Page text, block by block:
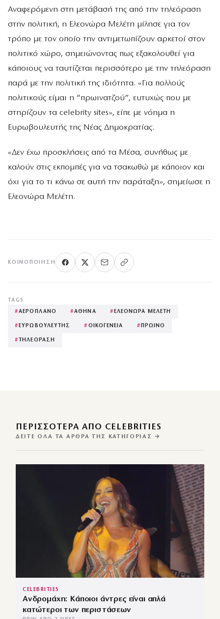
Αναφερόμενη στη μετάβασή της από την τηλεόραση
στην πολιτική, η Ελεονώρα Μελέτη μίλησε για τον
τρόπο με τον οποίο την αντιμετωπίζουν αρκετοί στον
πολιτικό χώρο, σημειώνοντας πως εξακολουθεί για
κάποιους να ταυτίζεται περισσότερο με την τηλεόραση
παρά με την πολιτική της ιδιότητα. «Για πολλούς
πολιτικούς είμαι η “πρωινατζού”, ευτυχώς που με
στηρίζουν τα celebrity sites», είπε με νόημα η
Ευρωβουλευτής της Νέας Δημοκρατίας.
«Δεν έχω προσκλήσεις από τα Μέσα, συνήθως με
καλούν στις εκπομπές για να τσακωθώ με κάποιον και
όχι για το τι κάνω σε αυτή την παράταξη», σημείωσε η
Ελεονώρα Μελέτη.
ΚΟΙΝΟΠΟΊΗΣΗ
TAGS
#ΑΕΡΟΠΛΑΝΟ #ΑΘΗΝΑ #ΕΛΕΟΝΩΡΑ ΜΕΛΕΤΗ
#ΕΥΡΩΒΟΥΛΕΥΤΗΣ # ΟΙΚΟΓΕΝΕΙΑ #ΠΡΩΙΝΟ
# ΤΗΛΕΟΡΑΣΗ
ΠΕΡΙΣΣΌΤΕΡΑ ΑΠΌ CELEBRITIES
ΔΕΊΤΕ ΌΛΑ ΤΑ ΆΡΘΡΑ ΤΗΣ ΚΑΤΗΓΟΡΊΑΣ →
CELEBRITIES
Ανδρομάχη: Κάποιοι άντρες είναι απλά
κατώτεροι των περιστάσεων